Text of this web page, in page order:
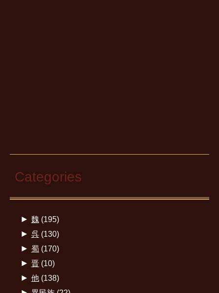
Categories
► 魏 (195)
► 呉(130)
► 蜀 (170)
► 晋(10)
► 他(138)